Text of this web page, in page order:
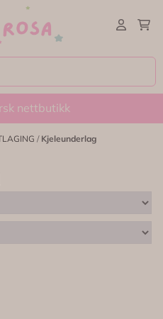
nettbutikk
/ Kjeleunderlag